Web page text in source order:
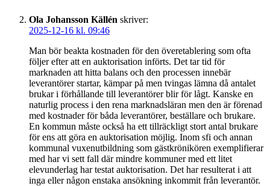
Ola Johansson Källén skriver:
2025-12-16 kl. 09:46
Man bör beakta kostnaden för den överetablering som ofta
följer efter att en auktorisation införts. Det tar tid för
marknaden att hitta balans och den processen innebär
leverantörer startar, kämpar på men tvingas lämna då antalet
brukar i förhållande till leverantörer blir för lågt. Kanske en
naturlig process i den rena marknadsläran men den är förenad
med kostnader för båda leverantörer, beställare och brukare.
En kommun måste också ha ett tillräckligt stort antal brukare
för ens att göra en auktorisation möjlig. Inom sfi och annan
kommunal vuxenutbildning som gästkrönikören exemplifierar
med har vi sett fall där mindre kommuner med ett litet
elevunderlag har testat auktorisation. Det har resulterat i att
inga eller någon enstaka ansökning inkommit från leverantör.